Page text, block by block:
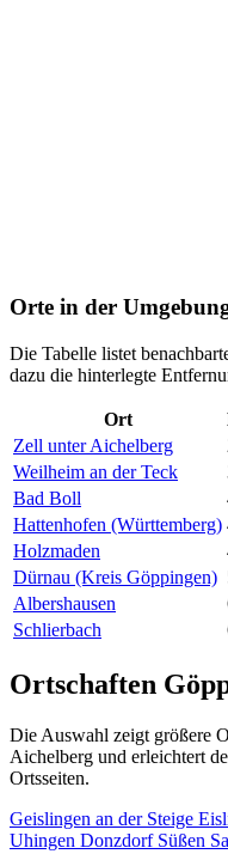
Orte in der
Die Tabelle listet
dazu die hinterlegte
Ort
Zell unter Aichelberg
Weilheim an der Teck
Bad Boll
Hattenhofen (Württemberg)
Holzmaden
Dürnau (Kreis Göppingen)
Albershausen
Schlierbach
Ortschaften
Die Auswahl zeigt größere
Aichelberg und erleichtert
Ortsseiten.
Geislingen an der Steige
Uhingen Donzdorf Süßen